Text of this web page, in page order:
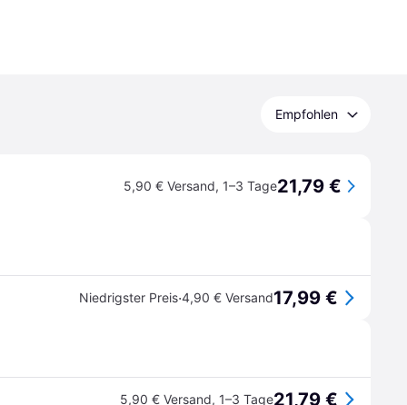
Empfohlen
5,90 € Versand, 1–3 Tage21,79 €
Niedrigster Preis·4,90 € Versand17,99 €
5,90 € Versand, 1–3 Tage21,79 €